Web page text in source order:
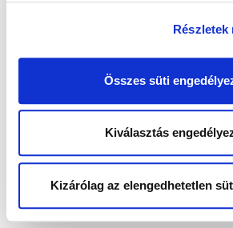
Részletek
Összes süti
Kiválasztás
Kizárólag az elengedhetetlen